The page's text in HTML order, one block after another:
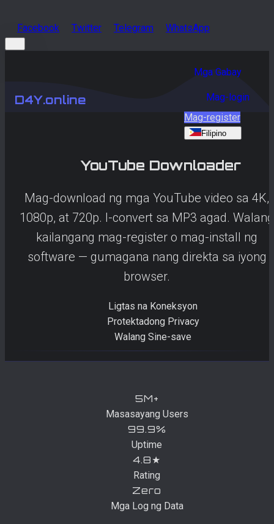
Facebook Twitter Telegram WhatsApp
D4Y.online
Mga Gabay
Mag-login
Mag-register
Filipino
YouTube Downloader
Mag-download ng mga YouTube video sa 4K,
1080p, at 720p. I-convert sa MP3 agad. Walang
kailangang mag-register o mag-install ng
software — gumagana nang direkta sa iyong
browser.
Ligtas na Koneksyon
Protektadong Privacy
Walang Sine-save
5M+
Masasayang Users
99.9%
Uptime
4.8★
Rating
Zero
Mga Log ng Data